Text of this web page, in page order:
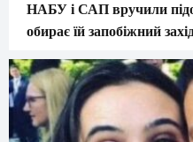
НАБУ і САП вручили
обирає їй запобіжний